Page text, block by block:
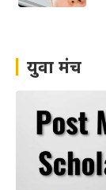
युवा मंच